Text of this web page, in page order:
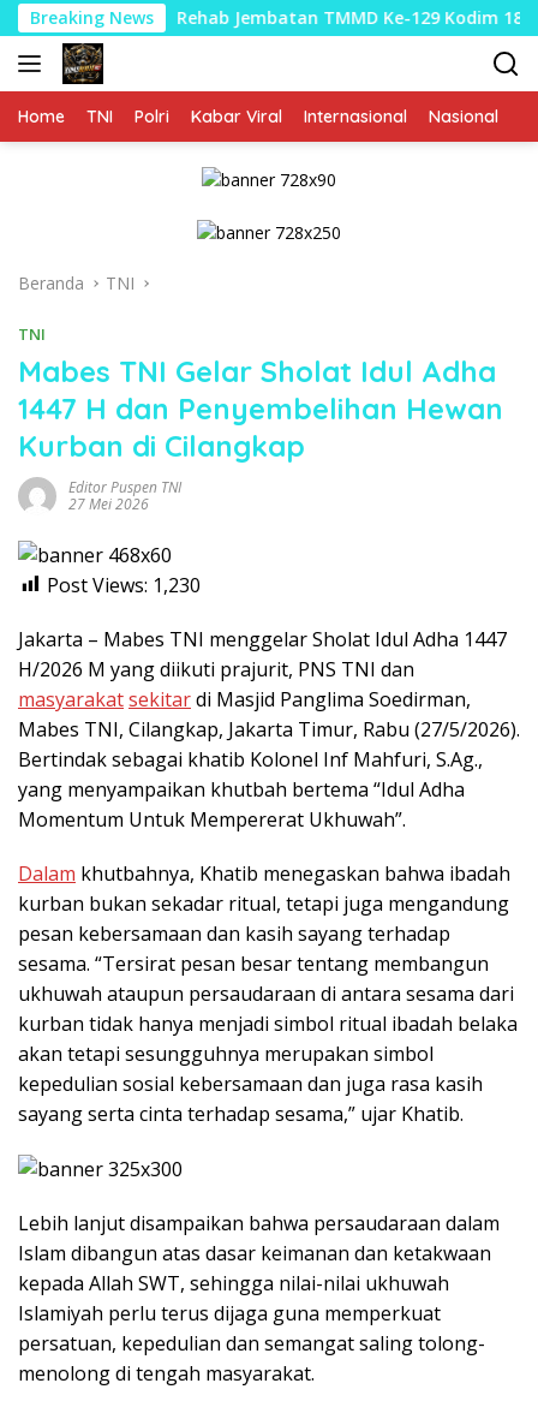
Langsung
ke
konten
Breaking News
Rehab Jembatan TMMD Ke-129 Kodim 1807/Sorong
Home TNI Polri Kabar Viral Internasional Nasional
Beranda TNI
TNI
Mabes TNI Gelar Sholat Idul Adha
1447 H dan Penyembelihan Hewan
Kurban di Cilangkap
Editor Puspen TNI
27 Mei 2026
Post Views: 1,230
Jakarta – Mabes TNI menggelar Sholat Idul Adha 1447
H/2026 M yang diikuti prajurit, PNS TNI dan
masyarakatsekitardi Masjid Panglima Soedirman,
Mabes TNI, Cilangkap, Jakarta Timur, Rabu (27/5/2026).
Bertindak sebagai khatib Kolonel Inf Mahfuri, S.Ag.,
yang menyampaikan khutbah bertema “Idul Adha
Momentum Untuk Mempererat Ukhuwah”.
Dalam khutbahnya, Khatib menegaskan bahwa ibadah
kurban bukan sekadar ritual, tetapi juga mengandung
pesan kebersamaan dan kasih sayang terhadap
sesama. “Tersirat pesan besar tentang membangun
ukhuwah ataupun persaudaraan di antara sesama dari
kurban tidak hanya menjadi simbol ritual ibadah belaka
akan tetapi sesungguhnya merupakan simbol
kepedulian sosial kebersamaan dan juga rasa kasih
sayang serta cinta terhadap sesama,” ujar Khatib.
Lebih lanjut disampaikan bahwa persaudaraan dalam
Islam dibangun atas dasar keimanan dan ketakwaan
kepada Allah SWT, sehingga nilai-nilai ukhuwah
Islamiyah perlu terus dijaga guna memperkuat
persatuan, kepedulian dan semangat saling tolong-
menolong di tengah masyarakat.